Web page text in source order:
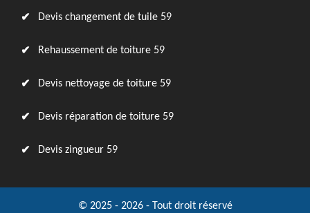
Devis changement de tuile 59
Rehaussement de toiture 59
Devis nettoyage de toiture 59
Devis réparation de toiture 59
Devis zingueur 59
© 2025 - 2026 - Tout droit réservé